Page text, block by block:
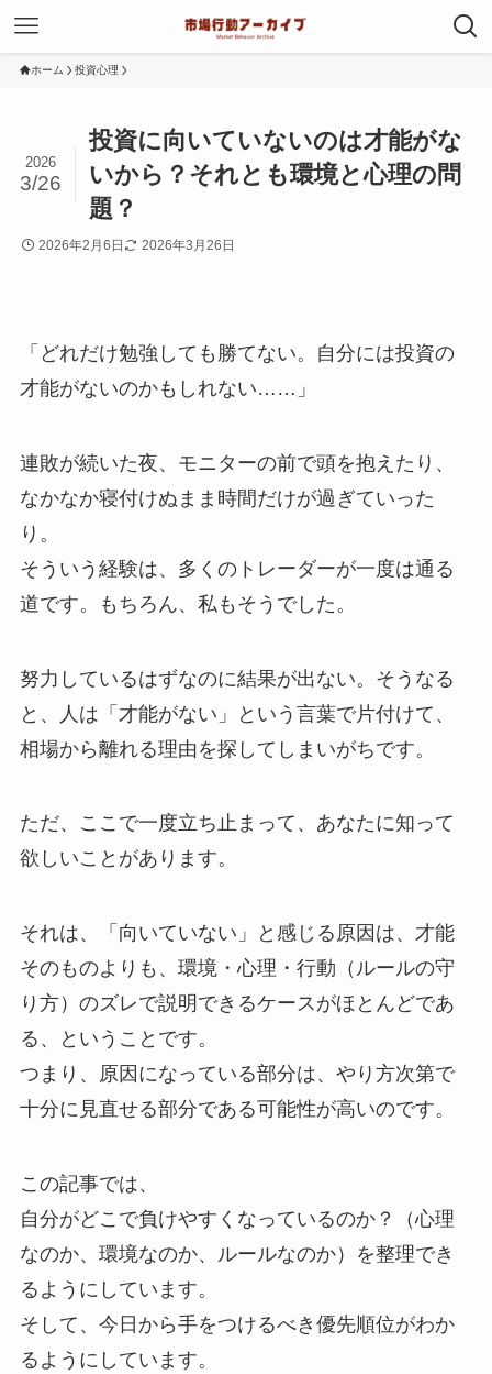
ホーム 投資心理
投資に向いていないのは才能がな
いから？それとも環境と心理の問
題？
2026
3/26
2026年2月6日 2026年3月26日
「どれだけ勉強しても勝てない。
自分には投資の
才能がないのかもしれない……」
連敗が続いた夜、モニターの前で頭を抱えたり、
なかなか寝付けぬまま時間だけが過ぎていった
り。
そういう経験は、多くのトレーダーが一度は通る
道です。もちろん、私もそうでした。
努力しているはずなのに結果が出ない。 そうなる
と、人は「才能がない」という言葉で片付けて、
相場から離れる理由を探してしまいがちです。
ただ、ここで一度立ち止まって、あなたに知って
欲しいことがあります。
それは、「向いていない」と感じる原因は、才能
そのものよりも、 環境・心理・行動（ルールの守
り方）のズレで説明できるケースがほとんどであ
る、ということです。
つまり、原因になっている部分は、やり方次第で
十分に見直せる部分である可能性が高いのです。
この記事では、
自分がどこで負けやすくなっているのか？
（心理
なのか、環境なのか、ルールなのか）を整理でき
るようにしています。
そして、今日から手をつけるべき優先順位がわか
るようにしています。